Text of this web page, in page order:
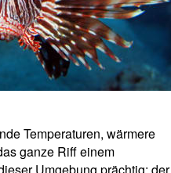
Temperaturen, wärmere
ganze Riff einem